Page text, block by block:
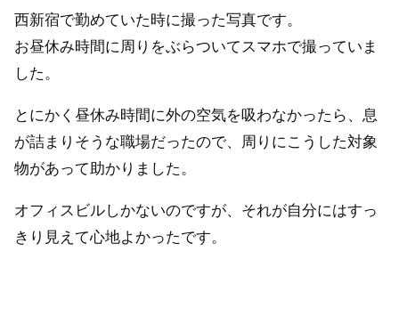
西新宿で勤めていた時に撮った写真です。
お昼休み時間に周りをぶらついてスマホで撮っていま
した。
とにかく昼休み時間に外の空気を吸わなかったら、息
が詰まりそうな職場だったので、周りにこうした対象
物があって助かりました。
オフィスビルしかないのですが、それが自分にはすっ
きり見えて心地よかったです。